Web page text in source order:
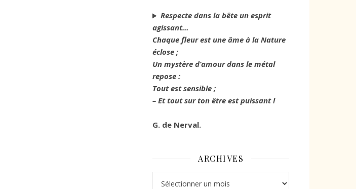
Respecte dans la bête un esprit
agissant…
Chaque fleur est une âme à la Nature
éclose ;
Un mystère d’amour dans le métal
repose :
Tout est sensible ;
– Et tout sur ton être est puissant !
G. de Nerval.
ARCHIVES